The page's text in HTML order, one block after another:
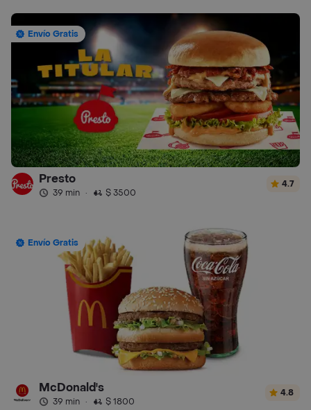
Envío Gratis
Presto
39 min · $ 3500
4.7
Envío Gratis
McDonald's
39 min · $ 1800
4.8